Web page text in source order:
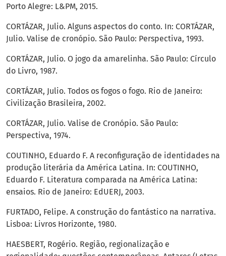
Porto Alegre: L&PM, 2015.
CORTÁZAR, Julio. Alguns aspectos do conto. In: CORTÁZAR,
Julio. Valise de cronópio. São Paulo: Perspectiva, 1993.
CORTÁZAR, Julio. O jogo da amarelinha. São Paulo: Círculo
do Livro, 1987.
CORTÁZAR, Julio. Todos os fogos o fogo. Rio de Janeiro:
Civilização Brasileira, 2002.
CORTÁZAR, Julio. Valise de Cronópio. São Paulo:
Perspectiva, 1974.
COUTINHO, Eduardo F. A reconfiguração de identidades na
produção literária da América Latina. In: COUTINHO,
Eduardo F. Literatura comparada na América Latina:
ensaios. Rio de Janeiro: EdUERJ, 2003.
FURTADO, Felipe. A construção do fantástico na narrativa.
Lisboa: Livros Horizonte, 1980.
HAESBERT, Rogério. Região, regionalização e